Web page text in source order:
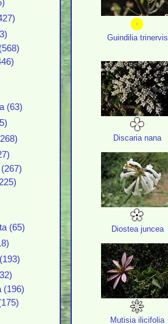
(63)
(65)
(196)
Guindilia trinervis
Discaria nana
Diostea juncea
Mutisia ilicifolia